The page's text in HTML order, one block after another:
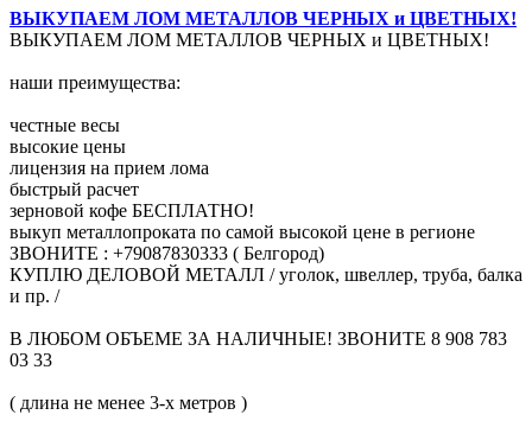
ВЫКУПАЕМ ЛОМ МЕТАЛЛОВ ЧЕРНЫХ и ЦВЕТНЫХ!
ВЫКУПАЕМ ЛОМ МЕТАЛЛОВ ЧЕРНЫХ и ЦВЕТНЫХ!
наши преимущества:
честные весы
высокие цены
лицензия на прием лома
быстрый расчет
зерновой кофе БЕСПЛАТНО!
выкуп металлопроката по самой высокой цене в регионе
ЗВОНИТЕ : +79087830333 ( Белгород)
КУПЛЮ ДЕЛОВОЙ МЕТАЛЛ / уголок, швеллер, труба, балка
и пр. /
В ЛЮБОМ ОБЪЕМЕ ЗА НАЛИЧНЫЕ! ЗВОНИТЕ 8 908 783
03 33
( длина не менее 3-х метров )